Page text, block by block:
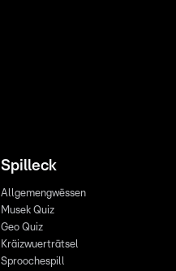
Spilleck
Allgemengwëssen
Musek Quiz
Geo Quiz
Kräizwuerträtsel
Sproochespill